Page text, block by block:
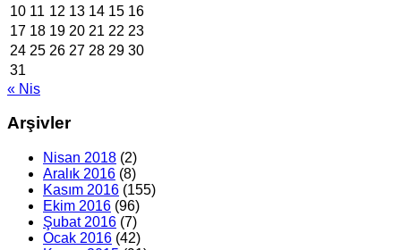
10 11 12 13 14 15 16
17 18 19 20 21 22 23
24 25 26 27 28 29 30
31
« Nis
Arşivler
Nisan 2018 (2)
Aralık 2016 (8)
Kasım 2016 (155)
Ekim 2016 (96)
Şubat 2016 (7)
Ocak 2016 (42)